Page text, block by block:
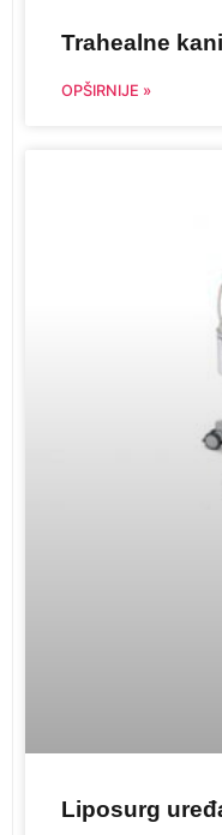
Trahealne
OPŠIRNIJE »
Liposurg